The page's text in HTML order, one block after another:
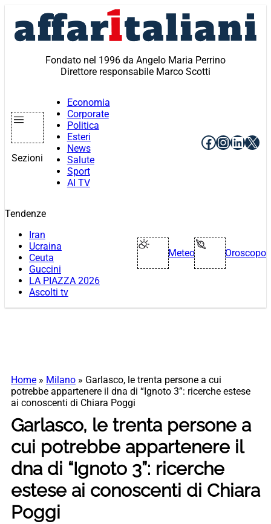
contenuto
Fondato nel 1996 da Angelo Maria Perrino
Direttore responsabile Marco Scotti
Sezioni
Economia
Corporate
Politica
Esteri
News
Salute
Sport
AI TV
Facebook
X
Tendenze
Iran
Ucraina
Ceuta
Guccini
LA PIAZZA 2026
Ascolti tv
Meteo Oroscopo
Home » Milano » Garlasco, le trenta persone a cui
potrebbe appartenere il dna di “Ignoto 3”: ricerche estese
ai conoscenti di Chiara Poggi
Garlasco, le trenta persone a
cui potrebbe appartenere il
dna di “Ignoto 3”: ricerche
estese ai conoscenti di Chiara
Poggi